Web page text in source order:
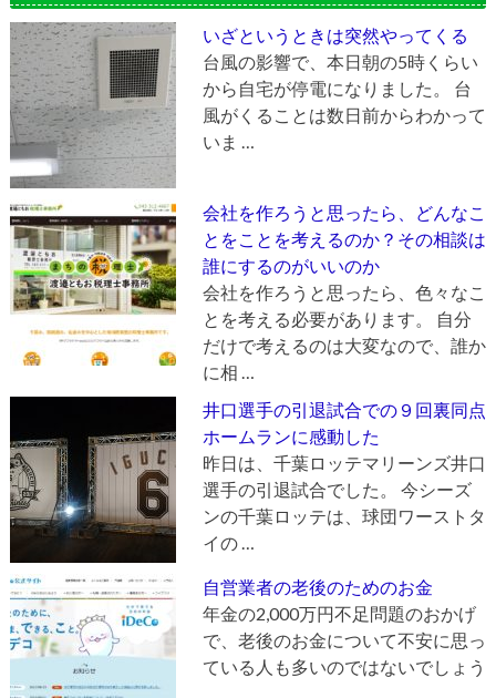
いざというときは突然やってくる
台風の影響で、本日朝の5時くらい
から自宅が停電になりました。 台
風がくることは数日前からわかって
いま …
会社を作ろうと思ったら、どんなこ
とをことを考えるのか？その相談は
誰にするのがいいのか
会社を作ろうと思ったら、色々なこ
とを考える必要があります。 自分
だけで考えるのは大変なので、誰か
に相 …
井口選手の引退試合での９回裏同点
ホームランに感動した
昨日は、千葉ロッテマリーンズ井口
選手の引退試合でした。 今シーズ
ンの千葉ロッテは、球団ワーストタ
イの …
自営業者の老後のためのお金
年金の2,000万円不足問題のおかげ
で、老後のお金について不安に思っ
ている人も多いのではないでしょう